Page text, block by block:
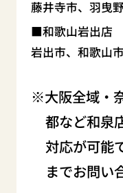
藤井寺市、羽曳
和歌山岩出店
岩出市、和歌山
大阪全域・
都など和泉
対応が可能
までお問い